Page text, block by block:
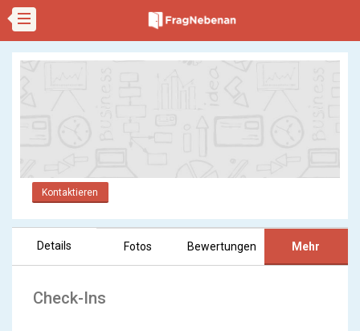
Kontaktieren
Details Fotos Bewertungen Mehr
Check-Ins